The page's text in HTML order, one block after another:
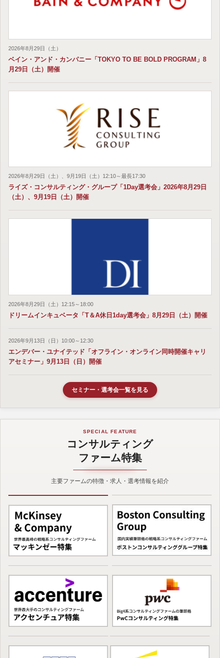
2026年8月29日（土）
ベイン・アンド・カンパニー「TOKYO TO BE BOLD PROGRAM」8
月29日（土）開催
2026年8月29日（土）、9月19日（土）12:10～最長17:30
ライズ・コンサルティング・グループ「1Day選考会」2026年8月29日
（土）、9月19日（土）開催
2026年8月29日（土）12:15～18:00
ドリームインキュベータ「T＆A休日1day選考会」8月29日（土）開催
2026年9月13日（日）10:00～12:30
エンデバー・ユナイテッド「オフライン・オンライン同時開催キャリ
アセミナー」9月13日（日）開催
セミナー・選考会一覧を見る
SPECIAL FEATURE
コンサルティング
ファーム特集
主要ファームの特徴・求人・選考情報を紹介